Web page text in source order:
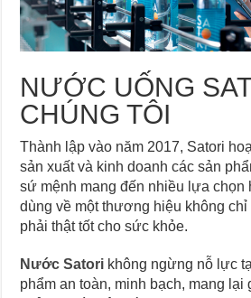
NƯỚC UỐNG
CHÚNG TÔI
Thành lập vào năm 2017, Satori
sản xuất và kinh doanh các sản
sứ mệnh mang đến nhiều lựa
dùng về một thương hiệu không chỉ
phải thật tốt cho sức khỏe.
Nước Satori không ngừng nỗ lực
phẩm an toàn, minh bạch, mang lại